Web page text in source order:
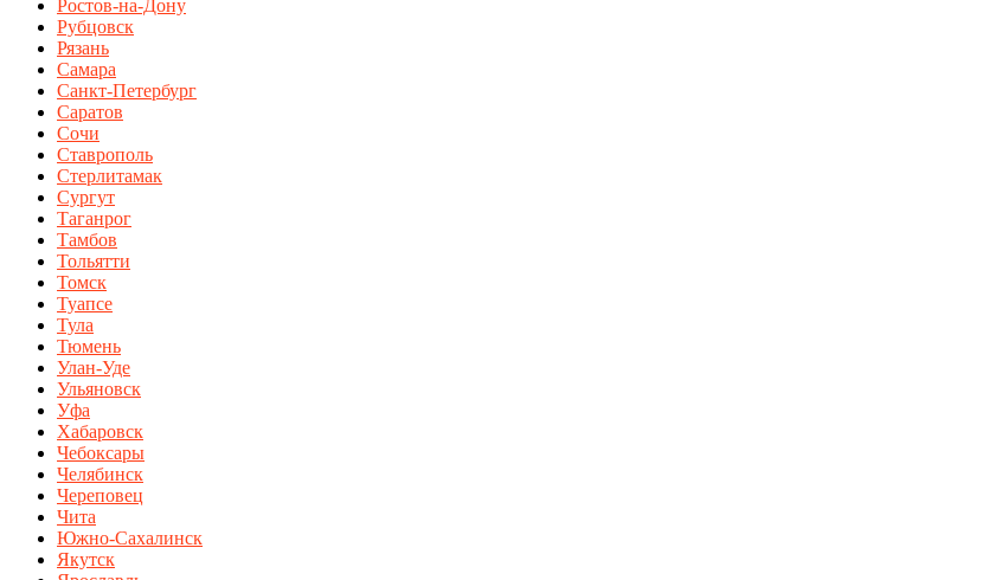
Ростов-на-Дону
Рубцовск
Рязань
Самара
Санкт-Петербург
Саратов
Сочи
Ставрополь
Стерлитамак
Сургут
Таганрог
Тамбов
Тольятти
Томск
Туапсе
Тула
Тюмень
Улан-Уде
Ульяновск
Уфа
Хабаровск
Чебоксары
Челябинск
Череповец
Чита
Южно-Сахалинск
Якутск